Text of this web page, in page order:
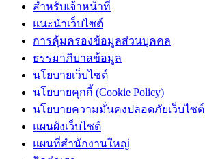
สำหรับเจ้าหน้าที่
แนะนำเว็บไซต์
การคุ้มครองข้อมูลส่วนบุคคล
ธรรมาภิบาลข้อมูล
นโยบายเว็บไซต์
นโยบายคุกกี้ (Cookie Policy)
นโยบายความมั่นคงปลอดภัยเว็บไซต์
แผนผังเว็บไซต์
แผนที่สำนักงานใหญ่